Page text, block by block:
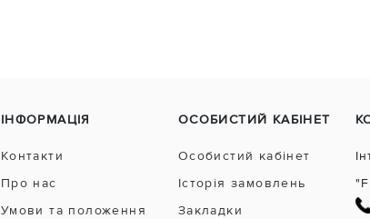
ІНФОРМАЦІЯ
Контакти
Про нас
Умови та положення
ОСОБИСТИЙ КАБІНЕТ
Особистий кабінет
Історія замовлень
Закладки